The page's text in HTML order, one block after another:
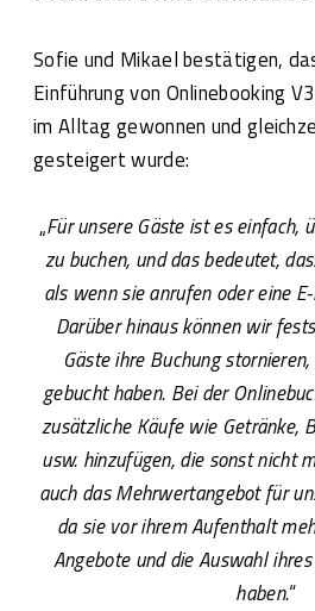
Sofie und Mikael bestätigen,
Einführung von Onlinebooking
im Alltag gewonnen und
gesteigert wurde:
„Für unsere Gäste ist es einfach,
zu buchen, und das bedeutet,
als wenn sie anrufen oder eine
Darüber hinaus können wir
Gäste ihre Buchung
gebucht haben. Bei der
zusätzliche Käufe wie Getränke,
usw. hinzufügen, die sonst nicht
auch das Mehrwertangebot für
da sie vor ihrem Aufenthalt
Angebote und die Auswahl
haben.“